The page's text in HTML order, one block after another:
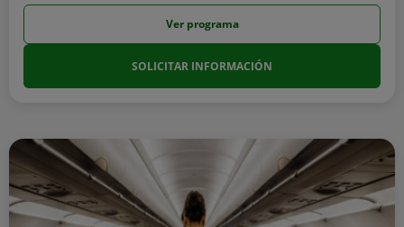
Ver programa
SOLICITAR INFORMACIÓN